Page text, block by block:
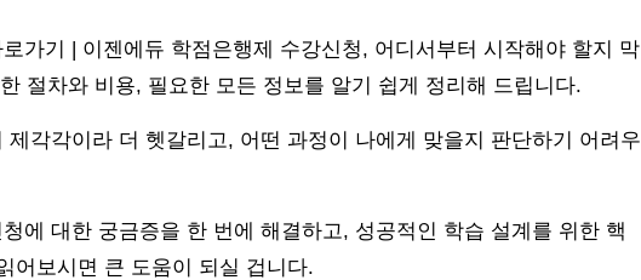
가기 | 이젠에듀 학점은행제 수강신청, 어디서부터 시작해야 할지 막
절차와 비용, 필요한 모든 정보를 알기 쉽게 정리해 드립니다.
제각각이라 더 헷갈리고, 어떤 과정이 나에게 맞을지 판단하기 어려우
에 대한 궁금증을 한 번에 해결하고, 성공적인 학습 설계를 위한 핵
어보시면 큰 도움이 되실 겁니다.